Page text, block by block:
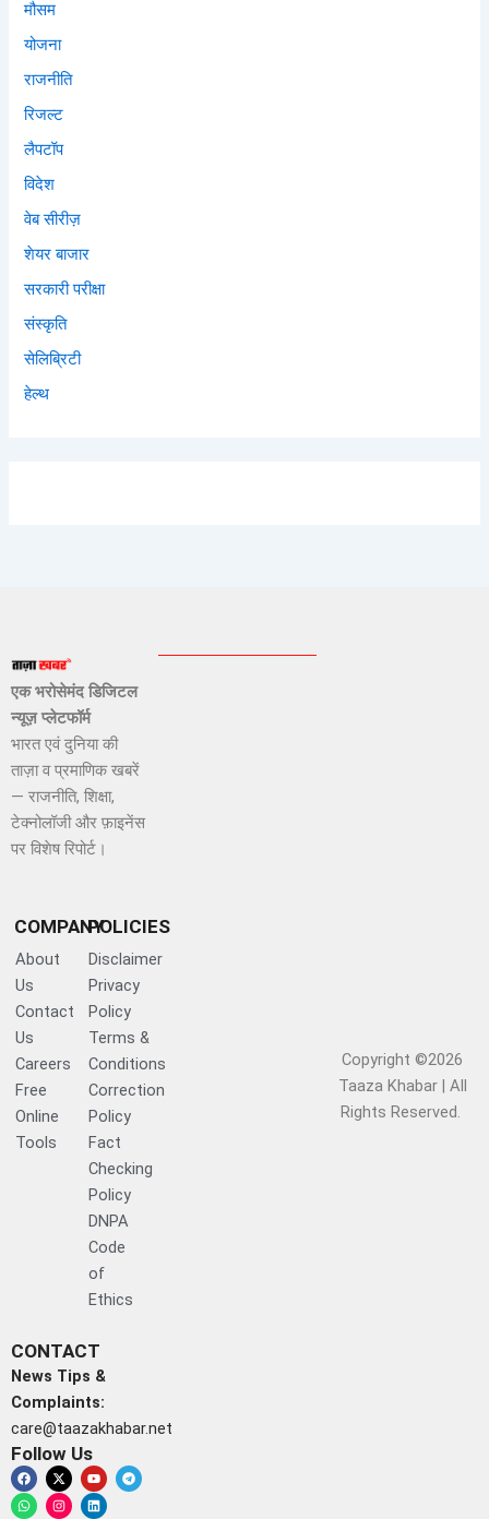
मौसम
योजना
राजनीति
रिजल्ट
लैपटॉप
विदेश
वेब सीरीज़
शेयर बाजार
सरकारी परीक्षा
संस्कृति
सेलिब्रिटी
हेल्थ
एक भरोसेमंद डिजिटल
न्यूज़ प्लेटफॉर्म
भारत एवं दुनिया की
ताज़ा व प्रमाणिक खबरें
— राजनीति, शिक्षा,
टेक्नोलॉजी और फ़ाइनेंस
पर विशेष रिपोर्ट।
COMPANY
About
Us
Contact
Us
Careers
Free
Online
Tools
POLICIES
Disclaimer
Privacy
Policy
Terms &
Conditions
Correction
Policy
Fact
Checking
Policy
DNPA
Code
of
Ethics
CONTACT
News Tips &
Complaints:
care@taazakhabar.net
Follow Us
F
a
c
e
X
-
t
w
Y
o
u
t
T
e
l
W
h
a
t
I
n
s
t
L
i
n
k
Copyright ©2026
Taaza Khabar | All
Rights Reserved.​